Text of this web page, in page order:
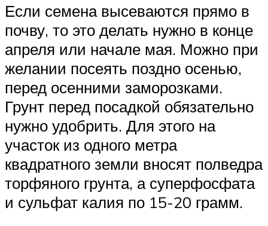
Если семена высеваются прямо в
почву, то это делать нужно в конце
апреля или начале мая. Можно при
желании посеять поздно осенью,
перед осенними заморозками.
Грунт перед посадкой обязательно
нужно удобрить. Для этого на
участок из одного метра
квадратного земли вносят полведра
торфяного грунта, а суперфосфата
и сульфат калия по 15-20 грамм.